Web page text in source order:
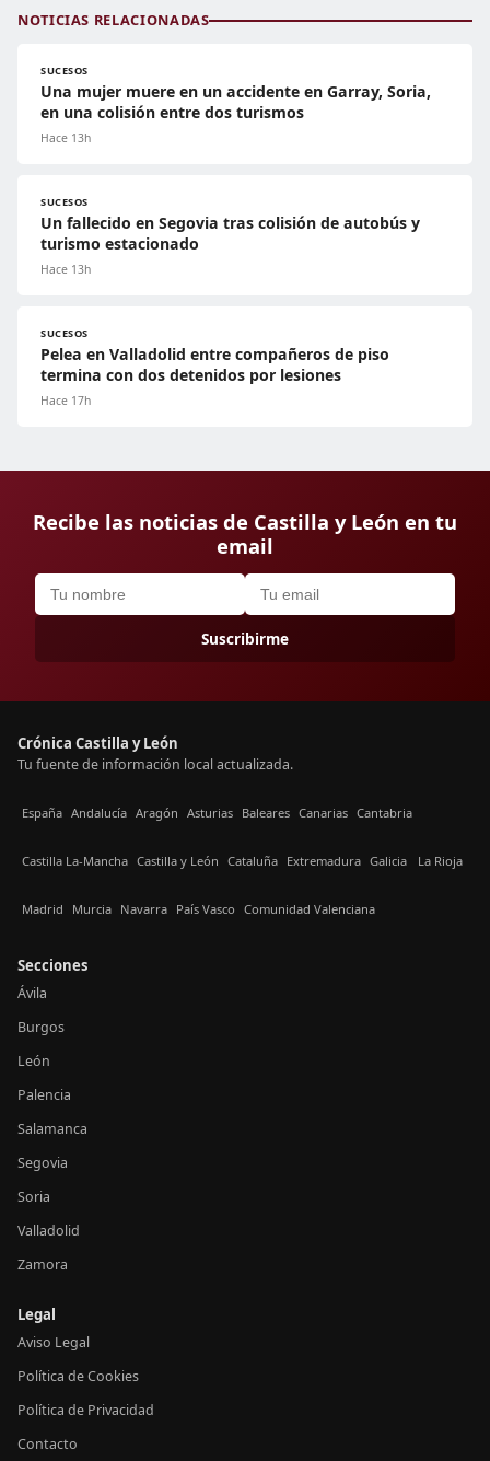
NOTICIAS RELACIONADAS
SUCESOS
Una mujer muere en un accidente en Garray, Soria,
en una colisión entre dos turismos
Hace 13h
SUCESOS
Un fallecido en Segovia tras colisión de autobús y
turismo estacionado
Hace 13h
SUCESOS
Pelea en Valladolid entre compañeros de piso
termina con dos detenidos por lesiones
Hace 17h
Recibe las noticias de Castilla y León en tu
email
Suscribirme
Crónica Castilla y León
Tu fuente de información local actualizada.
España Andalucía Aragón Asturias Baleares Canarias Cantabria
Castilla La-Mancha Castilla y León Cataluña Extremadura Galicia La Rioja
Madrid Murcia Navarra País Vasco Comunidad Valenciana
Secciones
Ávila
Burgos
León
Palencia
Salamanca
Segovia
Soria
Valladolid
Zamora
Legal
Aviso Legal
Política de Cookies
Política de Privacidad
Contacto